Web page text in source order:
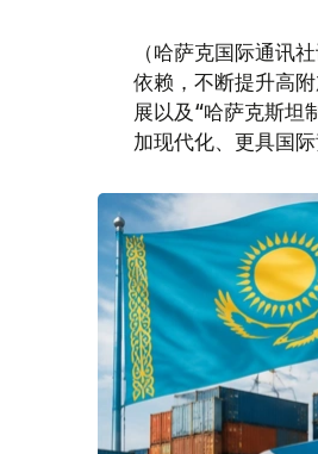
（哈萨克国际通讯
依赖，不断提升高
展以及“哈萨克斯
加现代化、更具国